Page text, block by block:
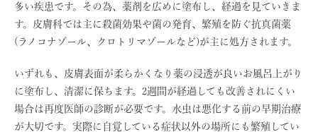
多い疾患です。その為、薬剤を広めに塗布し、経過を見ていきま
す。皮膚科では主に殺菌効果や菌の発育、繁殖を防ぐ抗真菌薬
(ラノコナゾール、クロトリマゾールなど)が主に処方されます。
いずれも、皮膚表面が柔らかくなり薬の浸透が良いお風呂上がり
に塗布し、清潔に保ちます。2週間が経過しても改善されにくい
場合は再度医師の診断が必要です。水虫は悪化する前の早期治療
が大切です。実際に自覚している症状以外の場所にも繁殖してい